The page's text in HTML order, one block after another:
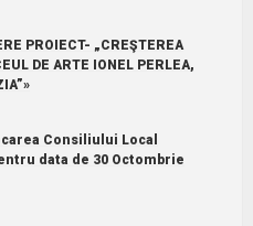
PROIECT- „CREŞTEREA
DE ARTE IONEL PERLEA,
Consiliului Local
data de 30 Octombrie